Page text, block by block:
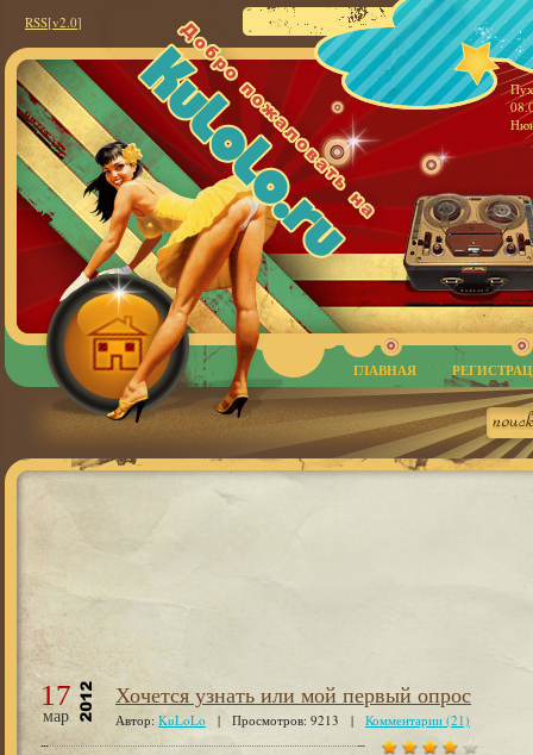
RSS[v2.0]
ГЛАВНАЯ
17
мар
Хочется узнать или мой первый опрос
Автор: KuLoLo | Просмотров: 9213 | Комментарии (21)